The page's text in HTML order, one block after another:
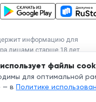
файлы
для оптимальной
— в Политике
роман
информацию для
лицами старше 18 лет